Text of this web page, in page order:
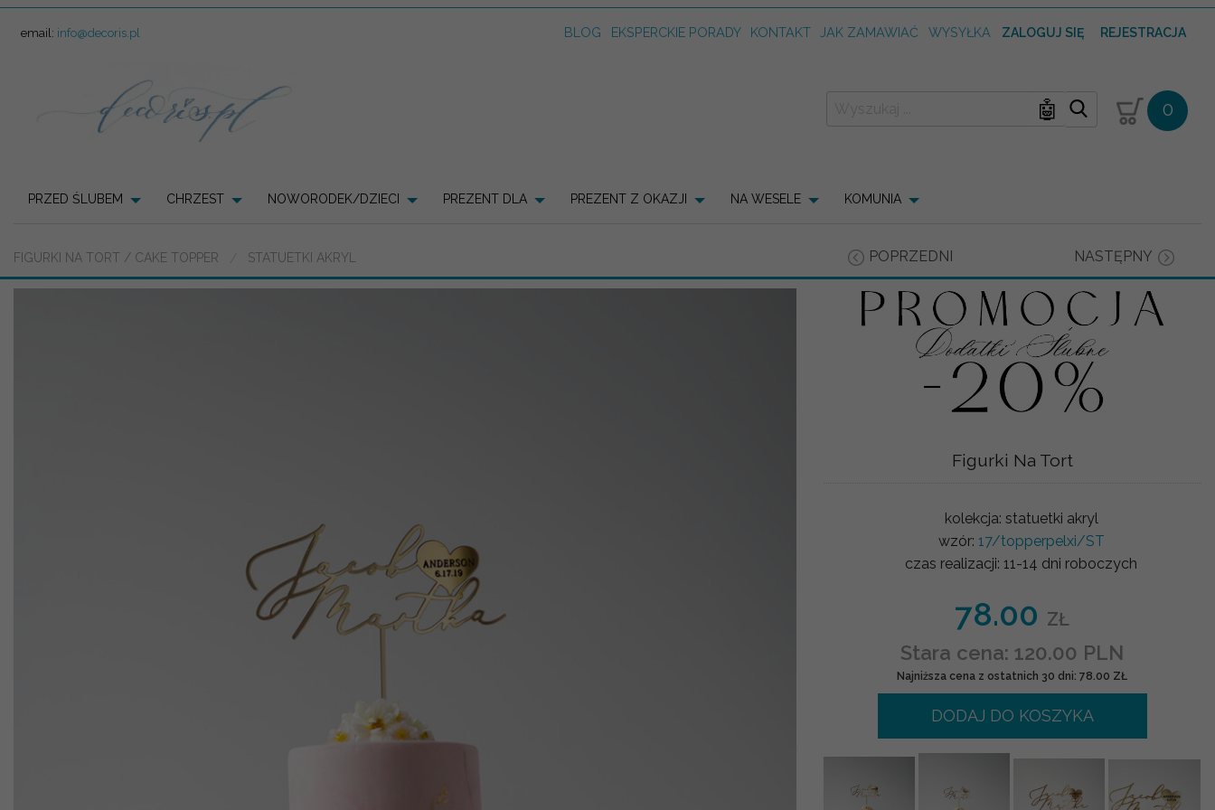
email: info@decoris.pl BLOG EKSPERCKIE PORADY KONTAKT JAK ZAMAWIAĆ WYSYŁKA ZALOGUJ SIĘ REJESTRACJA
🤖 0
PRZED ŚLUBEM CHRZEST NOWORODEK/DZIECI PREZENT DLA PREZENT Z OKAZJI NA WESELE KOMUNIA
FIGURKI NA TORT / CAKE TOPPER STATUETKI AKRYL POPRZEDNI NASTĘPNY
Figurki Na Tort
kolekcja: statuetki akryl
wzór: 17/topperpelxi/ST
czas realizacji:11-14 dni roboczych
78.00 ZŁ
Stara cena: 120.00 PLN
Najniższa cena z ostatnich 30 dni: 78.00 ZŁ
DODAJ DO KOSZYKA